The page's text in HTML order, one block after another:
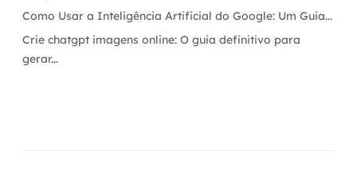
Como Usar a Inteligência Artificial do Google: Um Guia...
Crie chatgpt imagens online: O guia definitivo para
gerar...